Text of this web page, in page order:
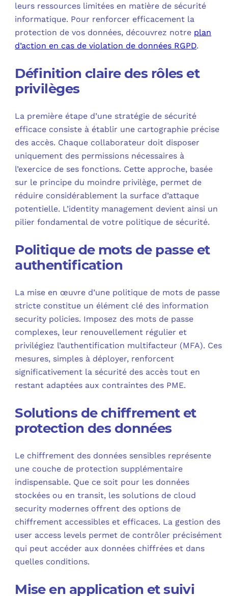
leurs ressources limitées en matière de sécurité
informatique. Pour renforcer efficacement la
protection de vos données, découvrez notre plan
d’action en cas de violation de données RGPD.
Définition claire des rôles et
privilèges
La première étape d’une stratégie de sécurité
efficace consiste à établir une cartographie précise
des accès. Chaque collaborateur doit disposer
uniquement des permissions nécessaires à
l’exercice de ses fonctions. Cette approche, basée
sur le principe du moindre privilège, permet de
réduire considérablement la surface d’attaque
potentielle. L’identity management devient ainsi un
pilier fondamental de votre politique de sécurité.
Politique de mots de passe et
authentification
La mise en œuvre d’une politique de mots de passe
stricte constitue un élément clé des information
security policies. Imposez des mots de passe
complexes, leur renouvellement régulier et
privilégiez l’authentification multifacteur (MFA). Ces
mesures, simples à déployer, renforcent
significativement la sécurité des accès tout en
restant adaptées aux contraintes des PME.
Solutions de chiffrement et
protection des données
Le chiffrement des données sensibles représente
une couche de protection supplémentaire
indispensable. Que ce soit pour les données
stockées ou en transit, les solutions de cloud
security modernes offrent des options de
chiffrement accessibles et efficaces. La gestion des
user access levels permet de contrôler précisément
qui peut accéder aux données chiffrées et dans
quelles conditions.
Mise en application et suivi